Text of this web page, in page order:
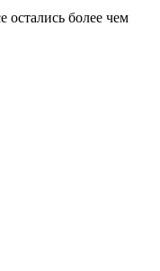
остались более чем